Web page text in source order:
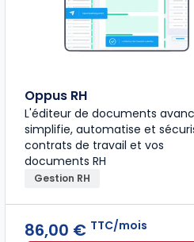
Oppus RH
L'éditeur de documents
simplifie, automatise et
contrats de travail et vos
documents RH
Gestion RH
86,00 € TTC/mois